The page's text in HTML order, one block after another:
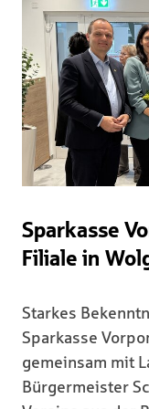
Sparkasse
Filiale in
Starkes
Sparkasse
gemeinsam mit
Bürgermeister